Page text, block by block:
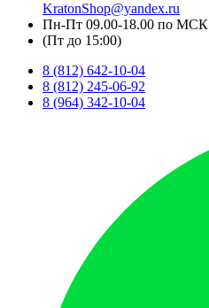
KratonShop@yandex.ru
Пн-Пт 09.00-18.00 по МСК
(Пт до 15:00)
8 (812) 642-10-04
8 (812) 245-06-92
8 (964) 342-10-04